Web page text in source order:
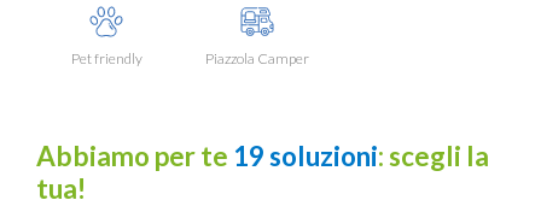
Pet friendly Piazzola Camper
Abbiamo per te 19 soluzioni: scegli la
tua!